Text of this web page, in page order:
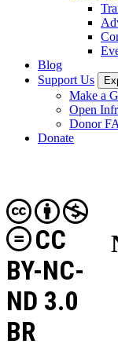
Blog
Support Us
Make a
Open
Donor
Donate
CC
BY-NC-
ND 3.0
BR